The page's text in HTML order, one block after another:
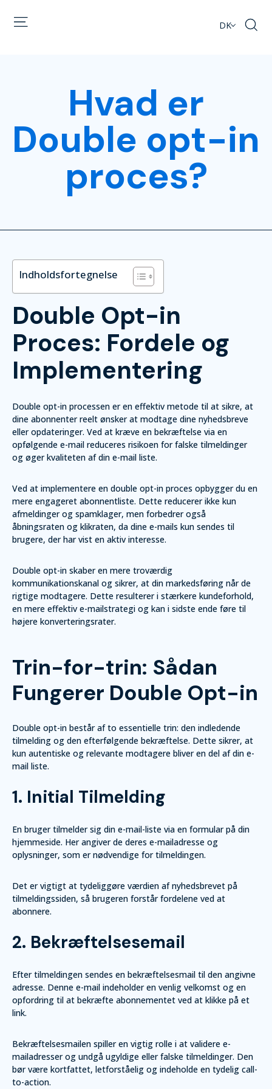
DK
Hvad er
Double opt-in
proces?
Indholdsfortegnelse
Double Opt-in
Proces: Fordele og
Implementering
Double opt-in processen er en effektiv metode til at sikre, at
dine abonnenter reelt ønsker at modtage dine nyhedsbreve
eller opdateringer. Ved at kræve en bekræftelse via en
opfølgende e-mail reduceres risikoen for falske tilmeldinger
og øger kvaliteten af din e-mail liste.
Ved at implementere en double opt-in proces opbygger du en
mere engageret abonnentliste. Dette reducerer ikke kun
afmeldinger og spamklager, men forbedrer også
åbningsraten og klikraten, da dine e-mails kun sendes til
brugere, der har vist en aktiv interesse.
Double opt-in skaber en mere troværdig
kommunikationskanal og sikrer, at din markedsføring når de
rigtige modtagere. Dette resulterer i stærkere kundeforhold,
en mere effektiv e-mailstrategi og kan i sidste ende føre til
højere konverteringsrater.
Trin-for-trin: Sådan
Fungerer Double Opt-in
Double opt-in består af to essentielle trin: den indledende
tilmelding og den efterfølgende bekræftelse. Dette sikrer, at
kun autentiske og relevante modtagere bliver en del af din e-
mail liste.
1. Initial Tilmelding
En bruger tilmelder sig din e-mail-liste via en formular på din
hjemmeside. Her angiver de deres e-mailadresse og
oplysninger, som er nødvendige for tilmeldingen.
Det er vigtigt at tydeliggøre værdien af nyhedsbrevet på
tilmeldingssiden, så brugeren forstår fordelene ved at
abonnere.
2. Bekræftelsesemail
Efter tilmeldingen sendes en bekræftelsesmail til den angivne
adresse. Denne e-mail indeholder en venlig velkomst og en
opfordring til at bekræfte abonnementet ved at klikke på et
link.
Bekræftelsesmailen spiller en vigtig rolle i at validere e-
mailadresser og undgå ugyldige eller falske tilmeldinger. Den
bør være kortfattet, letforståelig og indeholde en tydelig call-
to-action.